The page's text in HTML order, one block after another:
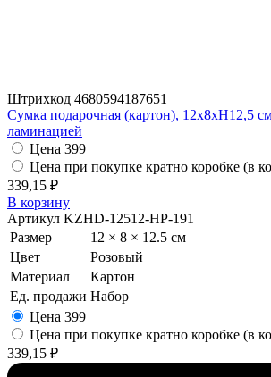
Штрихкод 4680594187651
Сумка подарочная (картон), 12x8xH12,5
ламинацией
Цена 399
Цена при покупке кратно коробке (в
339,15 ₽
В корзину
Артикул KZHD-12512-HP-191
Размер
12 × 8 × 12.5 см
Цвет
Розовый
Материал
Картон
Ед. продажи Набор
Цена 399
Цена при покупке кратно коробке (в
339,15 ₽